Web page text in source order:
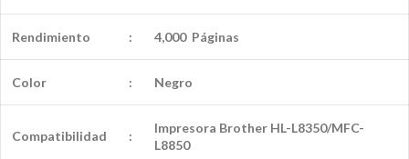
Rendimiento : 4,000 Páginas
Color : Negro
Compatibilidad :
Impresora Brother HL-L8350/MFC-
L8850